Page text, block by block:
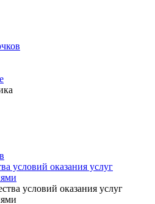
условий оказания услуг